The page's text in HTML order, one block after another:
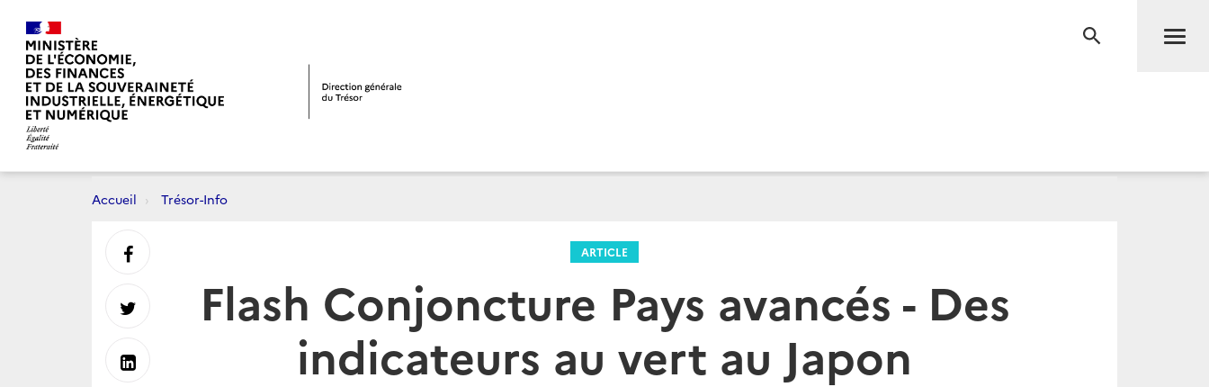
RECHERCHE
Accueil Trésor-Info
ARTICLE
Flash Conjoncture Pays avancés - Des
indicateurs au vert au Japon
Partager
sur
Partager
sur
Partager